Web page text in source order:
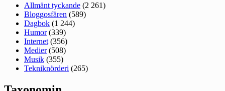
Allmänt tyckande (2 261)
Bloggosfären (589)
Dagbok (1 244)
Humor(339)
Internet (356)
Medier(508)
Musik (355)
Tekniknörderi (265)